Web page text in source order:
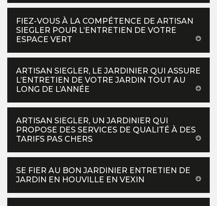
FIEZ-VOUS À LA COMPÉTENCE DE ARTISAN
SIEGLER POUR L’ENTRETIEN DE VOTRE
ESPACE VERT
ARTISAN SIEGLER, LE JARDINIER QUI ASSURE
L’ENTRETIEN DE VOTRE JARDIN TOUT AU
LONG DE L’ANNÉE
ARTISAN SIEGLER, UN JARDINIER QUI
PROPOSE DES SERVICES DE QUALITÉ À DES
TARIFS PAS CHERS
SE FIER AU BON JARDINIER ENTRETIEN DE
JARDIN EN HOUVILLE EN VEXIN